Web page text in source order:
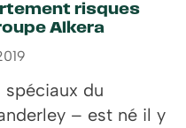
risques
Alkera
du
– est né il y